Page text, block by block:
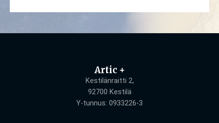
Artic +
Kestilänraitti 2,
92700 Kestilä
Y-tunnus: 0933226-3